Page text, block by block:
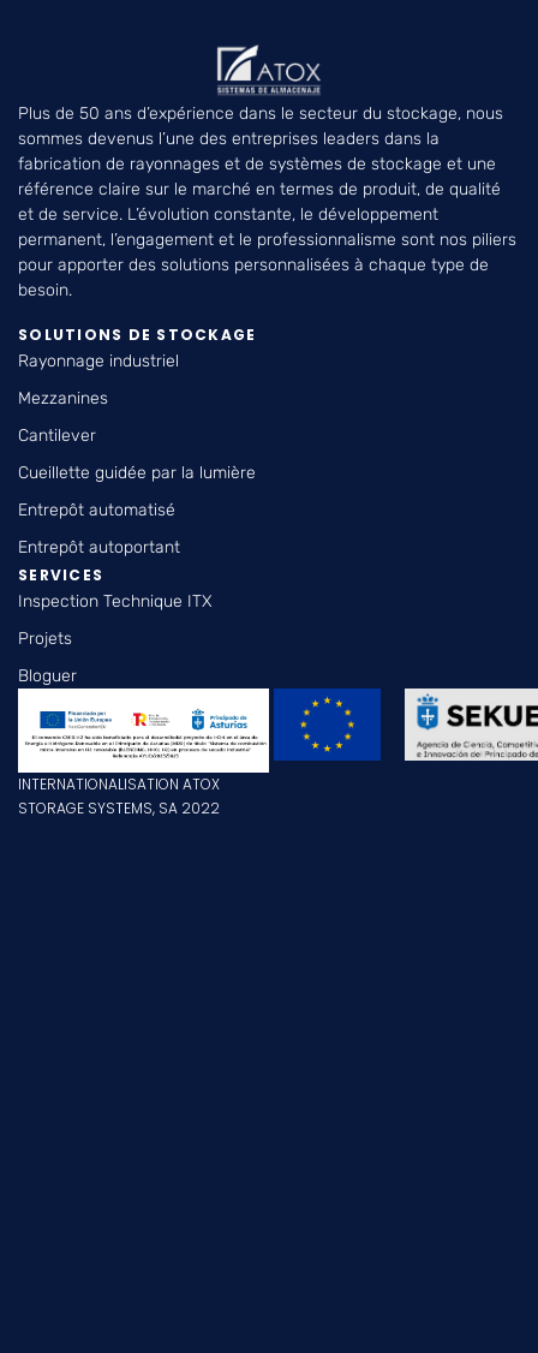
Plus de 50 ans d’expérience dans le secteur du stockage, nous
sommes devenus l’une des entreprises leaders dans la
fabrication de rayonnages et de systèmes de stockage et une
référence claire sur le marché en termes de produit, de qualité
et de service. L’évolution constante, le développement
permanent, l’engagement et le professionnalisme sont nos piliers
pour apporter des solutions personnalisées à chaque type de
besoin.
SOLUTIONS DE STOCKAGE
Rayonnage industriel
Mezzanines
Cantilever
Cueillette guidée par la lumière
Entrepôt automatisé
Entrepôt autoportant
SERVICES
Inspection Technique ITX
Projets
Bloguer
INTERNATIONALISATION ATOX
STORAGE SYSTEMS, SA 2022